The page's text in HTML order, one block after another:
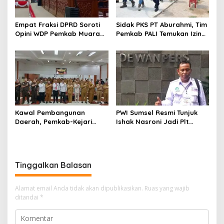
Empat Fraksi DPRD Soroti
Opini WDP Pemkab Muara
Kelola Keuangan
Sidak PKS PT Aburahmi, Tim
Pemkab PALI Temukan Izin
Kawal Pembangunan
Daerah, Pemkab-Kejari
PWI Sumsel Resmi Tunjuk
Ishak Nasroni Jadi Plt
Tinggalkan Balasan
Alamat email Anda tidak akan dipublikasikan. Ruas yang wajib
ditandai *